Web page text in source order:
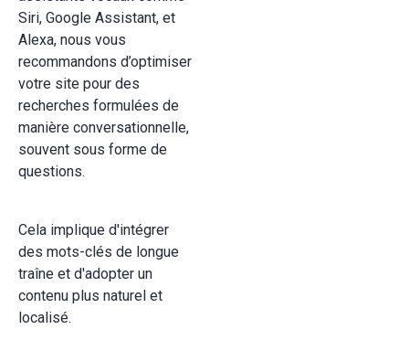
Siri, Google Assistant, et
Alexa, nous vous
recommandons d’optimiser
votre site pour des
recherches formulées de
manière conversationnelle,
souvent sous forme de
questions.
Cela implique d'intégrer
des mots-clés de longue
traîne et d'adopter un
contenu plus naturel et
localisé.